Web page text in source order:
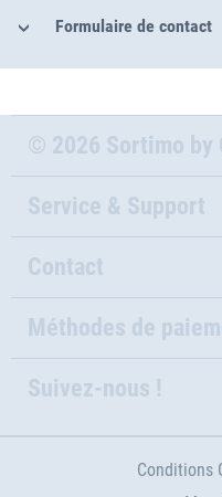
Formulaire de contact
© 2026 Sortimo by
Service & Support
Contact
Méthodes de
Suivez-nous !
Conditions